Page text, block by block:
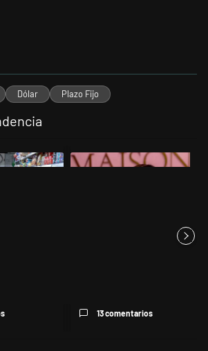
Dólar Plazo Fijo
con el título "La inflación en CABA marcó
Un artículo de tendencia con el
13 comentarios